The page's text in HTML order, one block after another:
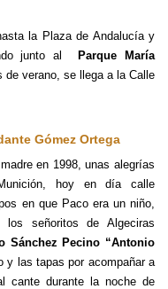
la Plaza de Andalucía y
junto al
Parque María
de verano, se llega a la Calle
Gómez Ortega
en 1998, unas alegrías
hoy en día calle
en que Paco era un niño,
señoritos de Algeciras
Sánchez Pecino “Antonio
y las tapas por acompañar a
cante durante la noche de